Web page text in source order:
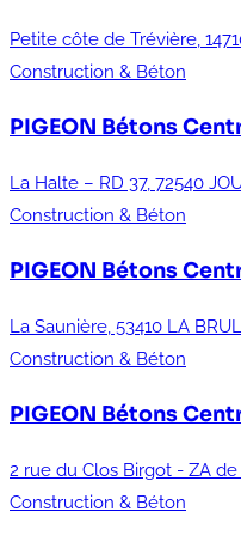
Petite côte de Trévière,
Construction & Béton
PIGEON Bétons
La Halte – RD 37, 72540
Construction & Béton
PIGEON Bétons
La Saunière, 53410 LA
Construction & Béton
PIGEON Bétons
2 rue du Clos Birgot - ZA de
Construction & Béton